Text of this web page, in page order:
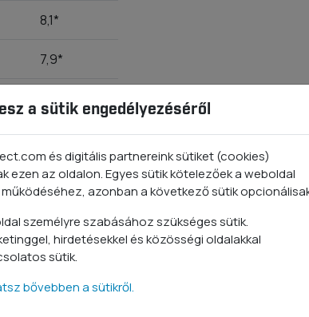
8,1*
7,9*
1,8*
2,5*
5
4,5
5,7*
1,4
a sütik engedélyezéséről
és digitális partnereink sütiket (cookies)
ezen az oldalon. Egyes sütik kötelezőek a weboldal
azonban a következő sütik
személyre szabásához szükséges sütik.
hirdetésekkel és közösségi oldalakkal
sütik.
bővebben a sütikről.